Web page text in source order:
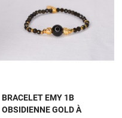
BRACELET EMY 1B
OBSIDIENNE GOLD À